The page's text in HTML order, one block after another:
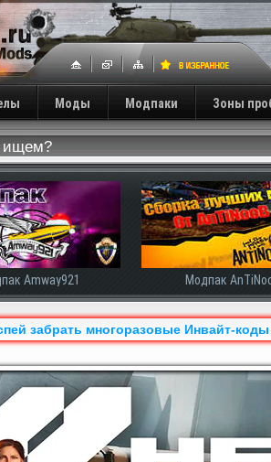
Моды Модпаки Зоны
AnTiNooB Модпак
забрать многоразовые Инвайт-